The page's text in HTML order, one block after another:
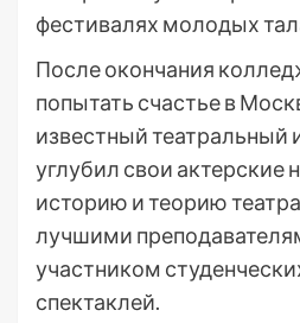
фестивалях молодых
После окончания
попытать счастье в
известный театральный
углубил свои актерские
историю и теорию
лучшими
участником
спектаклей.